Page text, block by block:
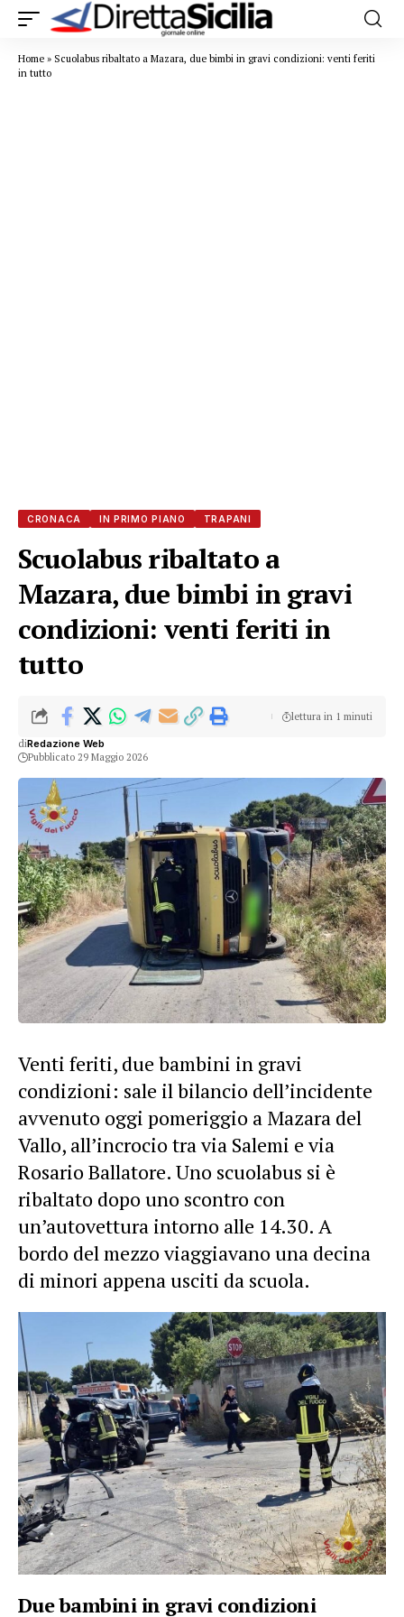
Home » Scuolabus ribaltato a Mazara, due bimbi in gravi condizioni: venti feriti
in tutto
CRONACA IN PRIMO PIANO TRAPANI
Scuolabus ribaltato a
Mazara, due bimbi in gravi
condizioni: venti feriti in
tutto
diRedazione Web
Pubblicato 29 Maggio 2026
lettura in 1 minuti
Venti feriti, due bambini in gravi
condizioni: sale il bilancio dell’incidente
avvenuto oggi pomeriggio a Mazara del
Vallo, all’incrocio tra via Salemi e via
Rosario Ballatore. Uno scuolabus si è
ribaltato dopo uno scontro con
un’autovettura intorno alle 14.30. A
bordo del mezzo viaggiavano una decina
di minori appena usciti da scuola.
Due bambini in gravi condizioni